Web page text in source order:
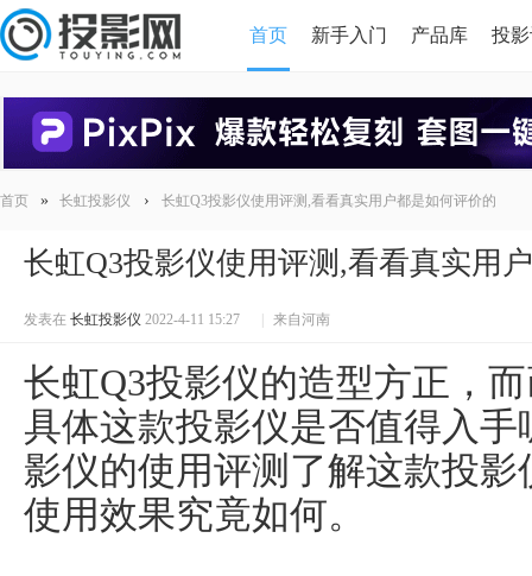
首页 新手入门 产品库 投
首页 » 长虹投影仪 › 长虹Q3投影仪使用评测,看看真实用户都是如何评价的
长虹Q3投影仪使用评测,看看真实用
发表在 长虹投影仪 2022-4-11 15:27 来自河南
长虹Q3投影仪的造型方正，
具体这款投影仪是否值得入
影仪的使用评测了解这款投
使用效果究竟如何。